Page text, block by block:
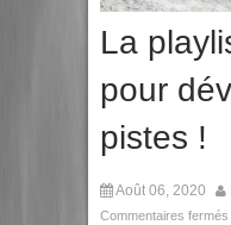
La
pour
pistes !
Août 06, 2020
Commentaires fermés